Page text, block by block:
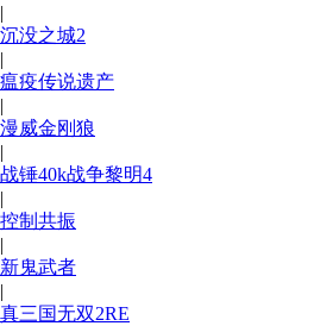
|
沉没之城2
|
瘟疫传说遗产
|
漫威金刚狼
|
战锤40k战争黎明4
|
控制共振
|
新鬼武者
|
真三国无双2RE